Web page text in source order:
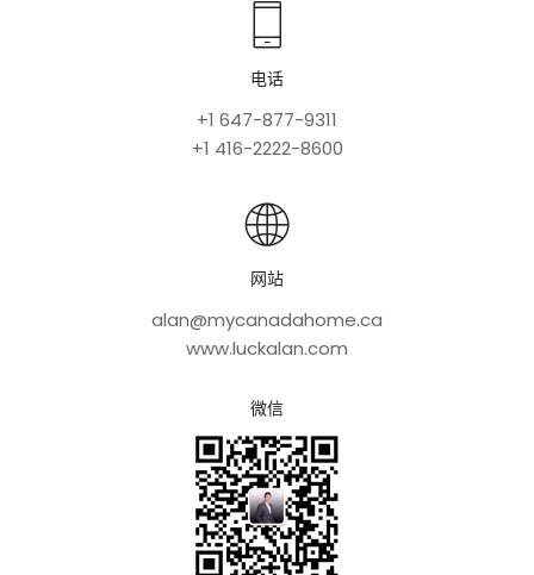
电话
+1 647-877-9311
+1 416-2222-8600
网站
alan@mycanadahome.ca
www.luckalan.com
微信